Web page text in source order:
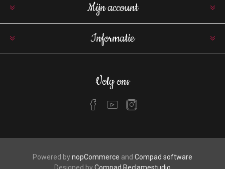
Mijn account
Informatie
Volg ons
Powered bynopCommerce and Compad software